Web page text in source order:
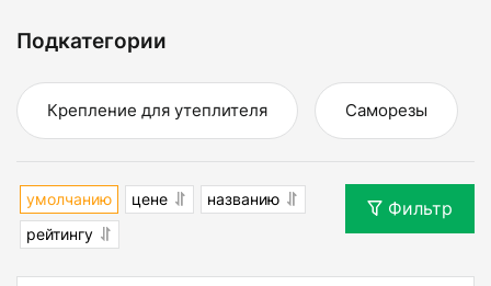
Подкатегории
Крепление для утеплителя Саморезы
умолчанию цене
названию
рейтингу
Фильтр